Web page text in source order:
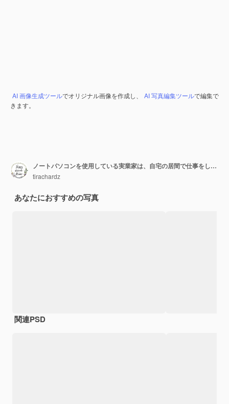
AI 画像生成ツールでオリジナル画像を作成し、 AI 写真編集ツールで編集で
きます。
ノートパソコンを使用している実業家は、自宅の居間で仕事をしながら、ビデオ通話会議の計画について同僚と話します。
tirachardz
あなたにおすすめの写真
関連PSD